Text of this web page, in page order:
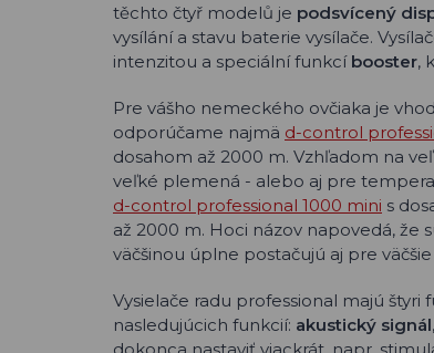
těchto čtyř modelů je podsvícený
vysílání a stavu baterie vysílače.
intenzitou a speciální funkcí booster,
Pre vášho nemeckého ovčiaka je
odporúčame najmä d-control
dosahom až 2000 m. Vzhľadom na
veľké plemená - alebo aj pre
d-control professional 1000 mini s
až 2000 m. Hoci názov napovedá,
väčšinou úplne postačujú aj pre väčšie
Vysielače radu professional majú
nasledujúcich funkcií: akustický signál,
dokonca nastaviť viackrát, napr.